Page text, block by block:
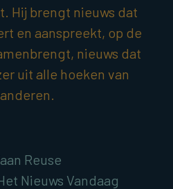
Hij brengt nieuws dat
en aanspreekt, op de
nieuws dat
uit alle hoeken van
Reuse
Nieuws Vandaag